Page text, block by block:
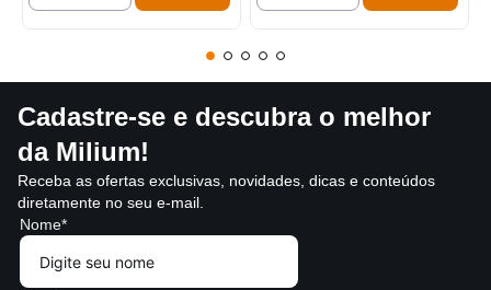
Cadastre-se e descubra o melhor
da Milium!
Receba as ofertas exclusivas, novidades, dicas e conteúdos
diretamente no seu e-mail.
Nome*